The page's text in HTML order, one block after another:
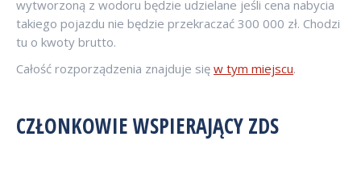
wytworzoną z wodoru będzie udzielane jeśli cena nabycia
takiego pojazdu nie będzie przekraczać 300 000 zł. Chodzi
tu o kwoty brutto.
Całość rozporządzenia znajduje się w tym miejscu.
CZŁONKOWIE WSPIERAJĄCY ZDS